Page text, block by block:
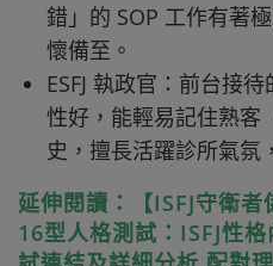
錯」的 SOP 工作有著
懷備至。
ESFJ 執政官：前台接
性好，能輕易記住熟客
史，擅長活躍診所氣氛
延伸閱讀：【ISFJ守衛
16型人格測試：ISFJ性